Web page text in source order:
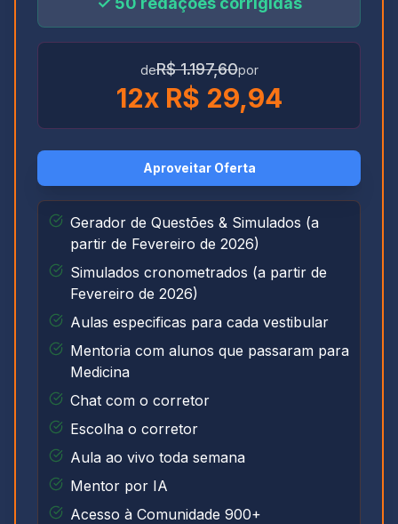
deR$ 1.197,60por
12x R$ 29,94
Aproveitar Oferta
Gerador de Questões & Simulados (a
partir de Fevereiro de 2026)
Simulados cronometrados (a partir de
Fevereiro de 2026)
Aulas especificas para cada vestibular
Mentoria com alunos que passaram para
Medicina
Chat com o corretor
Escolha o corretor
Aula ao vivo toda semana
Mentor por IA
Acesso à Comunidade 900+